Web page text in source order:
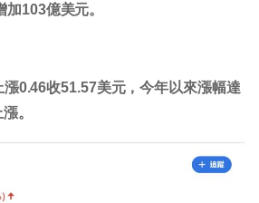
103億美元。
0.46收51.57美元，今年以來漲幅達
。